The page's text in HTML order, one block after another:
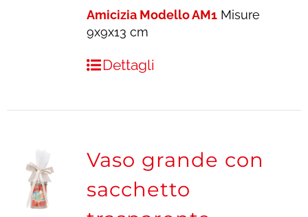
Amicizia Modello AM1 Misure
9x9x13 cm
Dettagli
Vaso grande con
sacchetto